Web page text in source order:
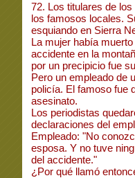
72. Los titulares de
los famosos locales.
esquiando en Sierra
La mujer había
accidente en la
por un precipicio fue
Pero un empleado de
policía. El famoso fue
asesinato.
Los periodistas
declaraciones del
Empleado: "No
esposa. Y no tuve
del accidente."
¿Por qué llamó